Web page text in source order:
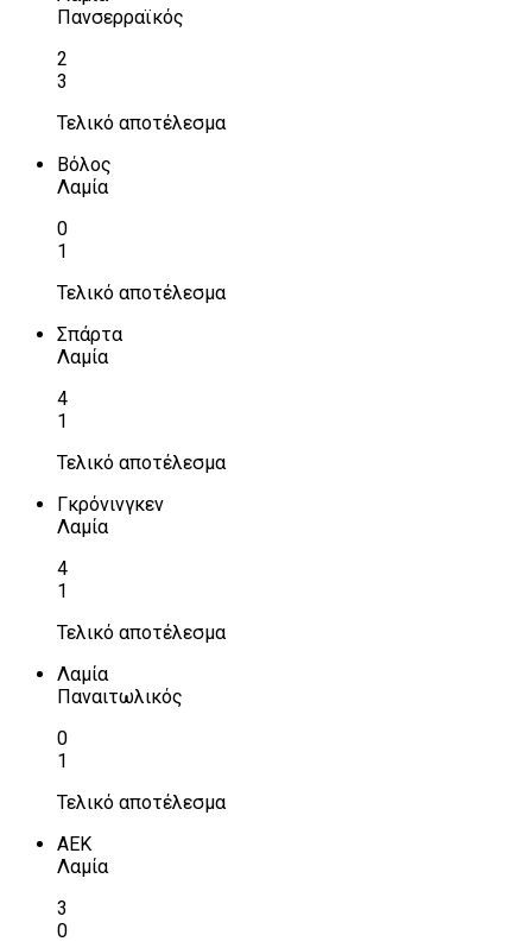
Πανσερραϊκός
2
3
Τελικό αποτέλεσμα
Βόλος
Λαμία
0
1
Τελικό αποτέλεσμα
Σπάρτα
Λαμία
4
1
Τελικό αποτέλεσμα
Γκρόνινγκεν
Λαμία
4
1
Τελικό αποτέλεσμα
Λαμία
Παναιτωλικός
0
1
Τελικό αποτέλεσμα
ΑΕΚ
Λαμία
3
0